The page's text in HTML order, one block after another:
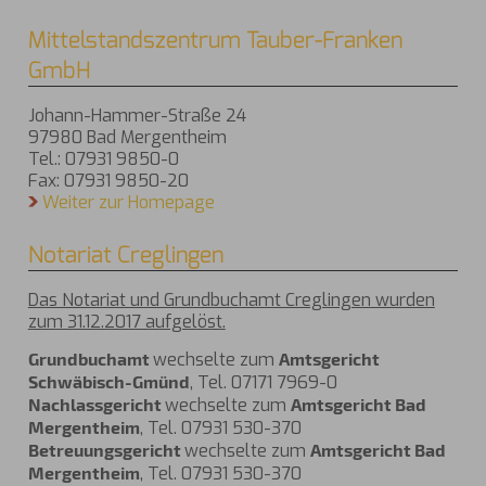
Mittelstandszentrum Tauber-Franken
GmbH
Johann-Hammer-Straße 24
97980 Bad Mergentheim
Tel.: 07931 9850-0
Fax: 07931 9850-20
Weiter zur Homepage
Notariat Creglingen
Das Notariat und Grundbuchamt Creglingen wurden
zum 31.12.2017 aufgelöst.
Grundbuchamtwechselte zum Amtsgericht
Schwäbisch-Gmünd, Tel. 07171 7969-0
Nachlassgerichtwechselte zum Amtsgericht Bad
Mergentheim, Tel. 07931 530-370
Betreuungsgerichtwechselte zum Amtsgericht Bad
Mergentheim, Tel. 07931 530-370